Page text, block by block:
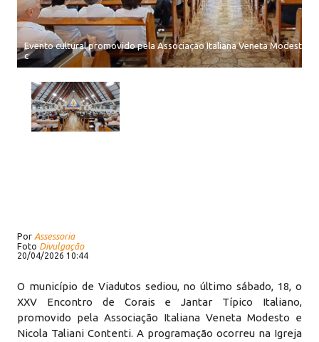
Evento cultural promovido pela Associação Italiana Veneta Modesto e
c
Por Assessoria
Foto Divulgação
20/04/2026 10:44
O município de Viadutos sediou, no último sábado, 18, o
XXV Encontro de Corais e Jantar Típico Italiano,
promovido pela Associação Italiana Veneta Modesto e
Nicola Taliani Contenti. A programação ocorreu na Igreja